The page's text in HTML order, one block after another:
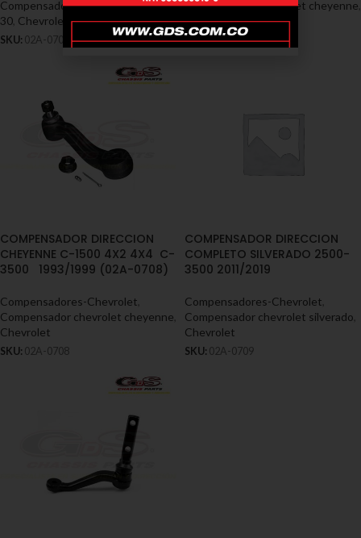
Compensador chevrolet c-10 / c-
30 Chevrolet
SKU: 02A-0705
Compensador chevrolet cheyenne
Chevrolet
SKU:02A-0707
COMPENSADOR DIRECCION
CHEYENNE C-1500 4X2 4X4 C-
3500 1993/1999 (02A-0708)
Compensadores-Chevrolet
Compensador chevrolet cheyenne
Chevrolet
SKU: 02A-0708
COMPENSADOR DIRECCION
COMPLETO SILVERADO 2500-
3500 2011/2019
Compensadores-Chevrolet
Compensador chevrolet silverado
Chevrolet
SKU: 02A-0709